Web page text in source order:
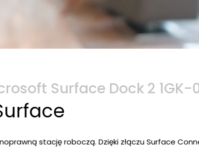
Surface Dock 2 1GK-
stację roboczą. Dzięki złączu Surface